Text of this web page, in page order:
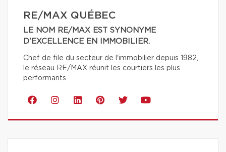
RE/MAX QUÉBEC
LE NOM RE/MAX EST SYNONYME
D'EXCELLENCE EN IMMOBILIER.
Chef de file du secteur de l'immobilier depuis 1982,
le réseau RE/MAX réunit les courtiers les plus
performants.